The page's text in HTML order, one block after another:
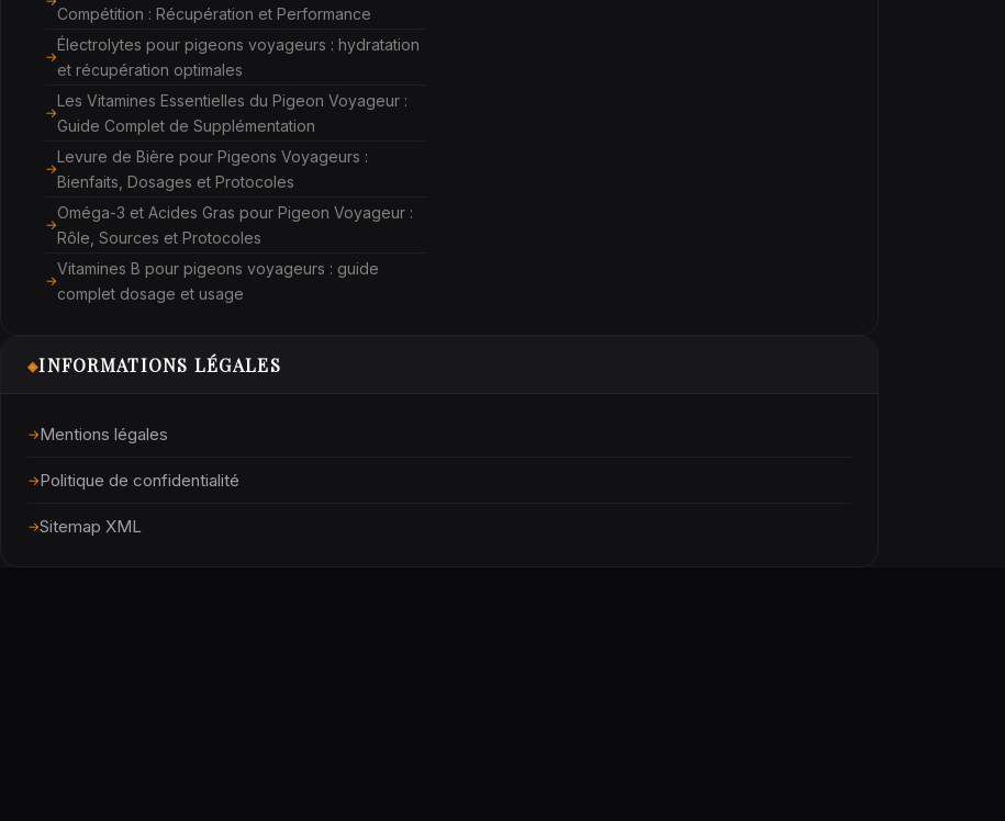
Compétition : Récupération et Performance
Électrolytes pour pigeons voyageurs : hydratation
et récupération optimales
Les Vitamines Essentielles du Pigeon Voyageur :
Guide Complet de Supplémentation
Levure de Bière pour Pigeons Voyageurs :
Bienfaits, Dosages et Protocoles
Oméga-3 et Acides Gras pour Pigeon Voyageur :
Rôle, Sources et Protocoles
Vitamines B pour pigeons voyageurs : guide
complet dosage et usage
◈INFORMATIONS LÉGALES
Mentions légales
Politique de confidentialité
Sitemap XML